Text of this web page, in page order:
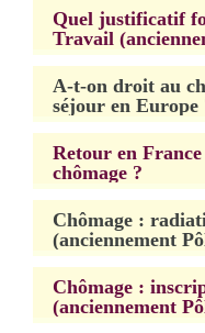
Quel justificatif
Travail
A-t-on droit au
séjour en Europe
Retour en
chômage ?
Chômage :
(anciennement
Chômage :
(anciennement